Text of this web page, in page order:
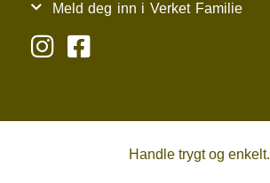
Meld deg inn i Verket Familie
Handle trygt og enkelt.